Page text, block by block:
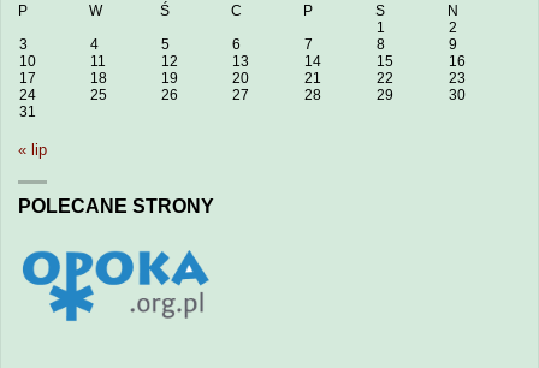
P
W Ś C P S
N
1
2
3
4 5 6 7 8
9
10
11 12 13 14 15
16
17
18 19 20 21 22
23
24
25 26 27 28 29
30
31
« lip
POLECANE STRONY